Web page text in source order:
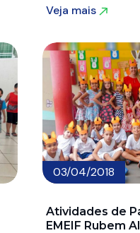
Veja mais
03/04/2018
Atividades de
EMEIF Rubem